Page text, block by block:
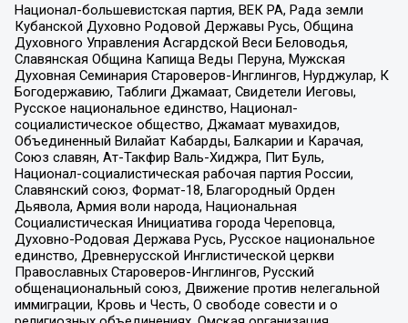
Национал-большевистская партия, ВЕК РА, Рада земли
Кубанской Духовно Родовой Державы Русь, Община
Духовного Управления Асгардской Веси Беловодья,
Славянская Община Капища Веды Перуна, Мужская
Духовная Семинария Староверов-Инглингов, Нурджулар, К
Богодержавию, Таблиги Джамаат, Свидетели Иеговы,
Русское национальное единство, Национал-
социалистическое общество, Джамаат мувахидов,
Объединенный Вилайат Кабарды, Балкарии и Карачая,
Союз славян, Ат-Такфир Валь-Хиджра, Пит Буль,
Национал-социалистическая рабочая партия России,
Славянский союз, Формат-18, Благородный Орден
Дьявола, Армия воли народа, Национальная
Социалистическая Инициатива города Череповца,
Духовно-Родовая Держава Русь, Русское национальное
единство, Древнерусской Инглистической церкви
Православных Староверов-Инглингов, Русский
общенациональный союз, Движение против нелегальной
иммиграции, Кровь и Честь, О свободе совести и о